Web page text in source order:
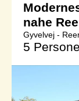
nahe
Gyvelvej -
5